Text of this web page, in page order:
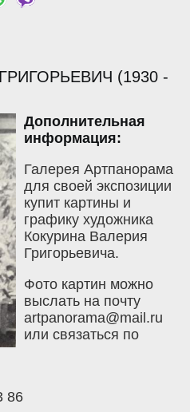
(1930 -
Дополнительная
информация:
Галерея Артпанорама
для своей экспозиции
купит картины и
графику художника
Кокурина Валерия
Григорьевича.
Фото картин можно
выслать на почту
artpanorama@mail.ru
или связаться по
86